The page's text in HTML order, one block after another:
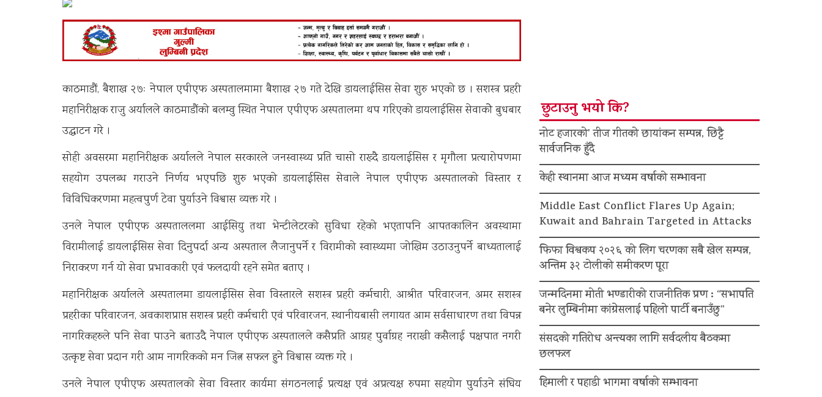
काठमाडौं, बैशाख २७ः नेपाल एपीएफ अस्पतालमामा बैशाख २७ गते देखि डायलाईसिस सेवा शुरु भएको छ । सशस्त्र प्रहरी
महानिरीक्षक राजु अर्यालले काठमाडौंको बलम्वु स्थित नेपाल एपीएफ अस्पतालमा थप गरिएको डायलाईसिस सेवाकोे बुधबार
उद्घाटन गरे ।
सोही अवसरमा महानिरीक्षक अर्यालले नेपाल सरकारले जनस्वास्थ्य प्रति चासो राख्दै डायलाईसिस र मृगौला प्रत्यारोपणमा
सहयोग उपलब्ध गराउने निर्णय भएपछि शुरु भएको डायलाईसिस सेवाले नेपाल एपीएफ अस्पतालको विस्तार र
विविधिकरणमा महत्वपुर्ण टेवा पुर्याउने विश्वास व्यक्त गरे ।
उनले नेपाल एपीएफ अस्पताललमा आईसियु तथा भेन्टीलेटरको सुविधा रहेको भएतापनि आपतकालिन अवस्थामा
विरामीलाई डायलाईसिस सेवा दिनुपर्दा अन्य अस्पताल लैजानुपर्ने र विरामीको स्वास्थ्यमा जोखिम उठाउनुपर्ने बाध्यतालाई
निराकरण गर्न यो सेवा प्रभावकारी एवं फलदायी रहने समेत बताए ।
महानिरीक्षक अर्यालले अस्पतालमा डायलाईसिस सेवा विस्तारले सशस्त्र प्रहरी कर्मचारी, आश्रीत परिवारजन, अमर सशस्त्र
प्रहरीका परिवारजन, अवकाशप्राप्त सशस्त्र प्रहरी कर्मचारी एवं परिवारजन, स्थानीयबासी लगायत आम सर्वसाधारण तथा विपन्न
नागरिकहरुले पनि सेवा पाउने बताउदै नेपाल एपीएफ अस्पतालले कसैप्रति आग्रह पुर्वाग्रह नराखी कसैलाई पक्षपात नगरी
उत्कृष्ट सेवा प्रदान गरी आम नागरिकको मन जित्न सफल हुने विश्वास व्यक्त गरे ।
उनले नेपाल एपीएफ अस्पतालको सेवा विस्तार कार्यमा संगठनलाई प्रत्यक्ष एवं अप्रत्यक्ष रुपमा सहयोग पुर्याउने संघिय
छुटाउनु भयो कि?
नोट हजारको’ तीज गीतको छायांकन सम्पन्न, छिट्टै
सार्वजनिक हुँदै
केही स्थानमा आज मध्यम वर्षाको सम्भावना
Middle East Conflict Flares Up Again;
Kuwait and Bahrain Targeted in Attacks
फिफा विश्वकप २०२६ को लिग चरणका सबै खेल सम्पन्न,
अन्तिम ३२ टोलीको समीकरण पूरा
जन्मदिनमा मोती भण्डारीको राजनीतिक प्रण : “सभापति
बनेर लुम्बिनीमा कांग्रेसलाई पहिलो पार्टी बनाउँछु”
संसदको गतिरोध अन्त्यका लागि सर्वदलीय बैठकमा
छलफल
हिमाली र पहाडी भागमा वर्षाको सम्भावना